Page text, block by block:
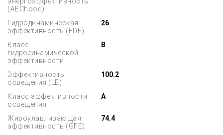
(AEChood)
Гидродинамическая
эффективность (FDE)
26
Класс
гидродинамической
эффективности
B
Эффективность
освещения (LE)
100.2
Класс эффективности
освещения
A
Жироулавливающая
эффективность (GFE)
74.4